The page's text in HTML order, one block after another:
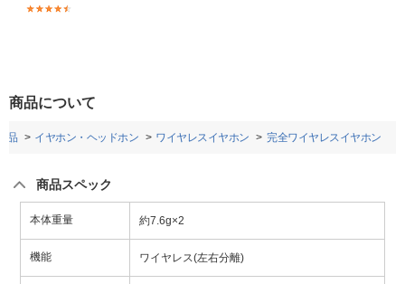
商品について
品 イヤホン・ヘッドホン ワイヤレスイヤホン 完全ワイヤレスイヤホン
商品スペック
本体重量 約7.6g×2
機能 ワイヤレス(左右分離)